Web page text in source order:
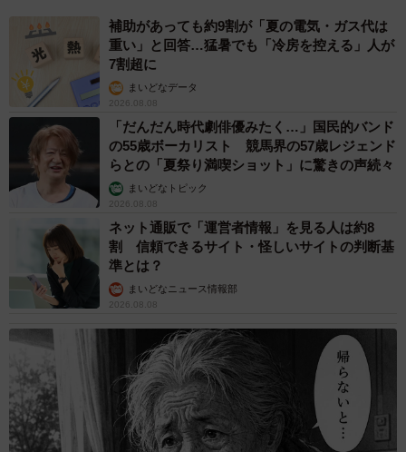
補助があっても約9割が「夏の電気・ガス代は
重い」と回答…猛暑でも「冷房を控える」人が
7割超に
まいどなデータ
2026.08.08
「だんだん時代劇俳優みたく…」国民的バンド
の55歳ボーカリスト 競馬界の57歳レジェンド
らとの「夏祭り満喫ショット」に驚きの声続々
まいどなトピック
2026.08.08
ネット通販で「運営者情報」を見る人は約8
割 信頼できるサイト・怪しいサイトの判断基
準とは？
まいどなニュース情報部
2026.08.08